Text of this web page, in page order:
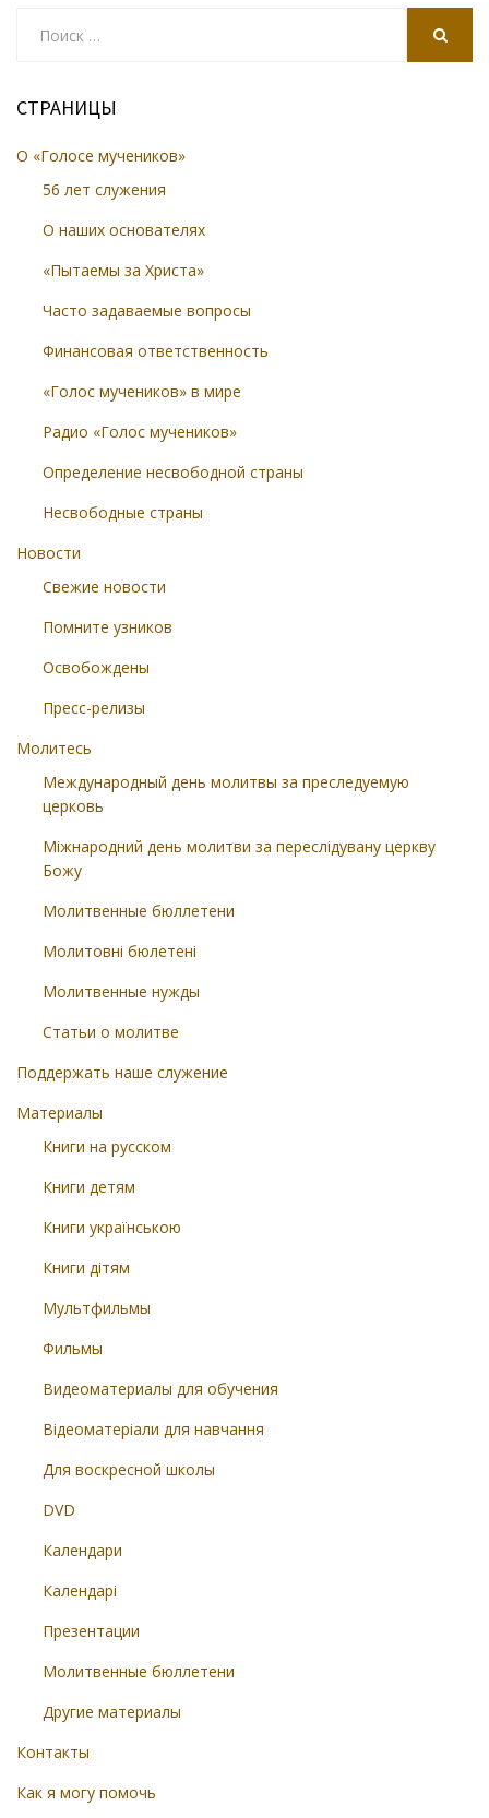
СТРАНИЦЫ
О «Голосе мучеников»
56 лет служения
О наших основателях
«Пытаемы за Христа»
Часто задаваемые вопросы
Финансовая ответственность
«Голос мучеников» в мире
Радио «Голос мучеников»
Определение несвободной страны
Несвободные страны
Новости
Свежие новости
Помните узников
Освобождены
Пресс-релизы
Молитесь
Международный день молитвы за преследуемую
церковь
Міжнародний день молитви за переслідувану церкву
Божу
Молитвенные бюллетени
Молитовні бюлетені
Молитвенные нужды
Статьи о молитве
Поддержать наше служение
Материалы
Книги на русском
Книги детям
Книги українською
Книги дітям
Мультфильмы
Фильмы
Видеоматериалы для обучения
Відеоматеріали для навчання
Для воскресной школы
DVD
Календари
Календарі
Презентации
Молитвенные бюллетени
Другие материалы
Контакты
Как я могу помочь